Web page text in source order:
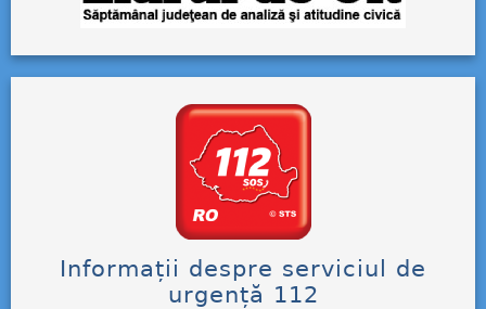
Informații despre serviciul de
urgență 112